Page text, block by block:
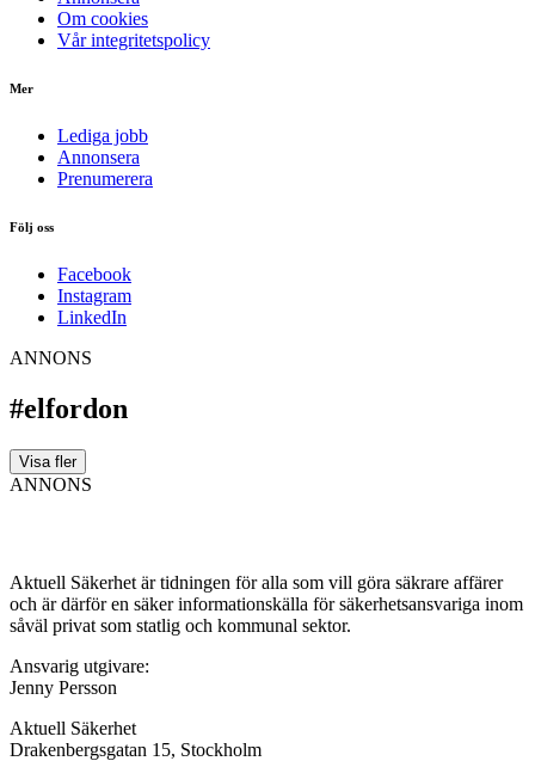
Om cookies
Vår integritetspolicy
Mer
Lediga jobb
Annonsera
Prenumerera
Följ oss
Facebook
Instagram
LinkedIn
ANNONS
#elfordon
Visa fler
ANNONS
Aktuell Säkerhet är tidningen för alla som vill göra säkrare affärer
och är därför en säker informationskälla för säkerhets­ansvariga inom
såväl privat som statlig och kommunal sektor.
Ansvarig utgivare:
Jenny Persson
Aktuell Säkerhet
Drakenbergsgatan 15, Stockholm